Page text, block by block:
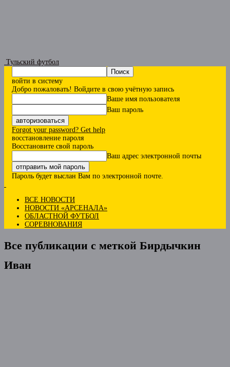
Тульский футбол
войти в систему
Добро пожаловать! Войдите в свою учётную запись
Ваше имя пользователя
Ваш пароль
Forgot your password? Get help
восстановление пароля
Восстановите свой пароль
Ваш адрес электронной почты
Пароль будет выслан Вам по электронной почте.
ВСЕ НОВОСТИ
НОВОСТИ «АРСЕНАЛА»
ОБЛАСТНОЙ ФУТБОЛ
СОРЕВНОВАНИЯ
Все публикации с меткой Бирдычкин
Иван